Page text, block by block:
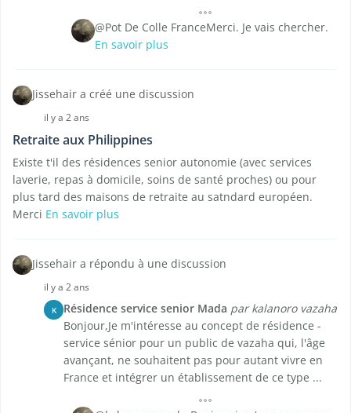
@Pot De Colle FranceMerci. Je vais chercher.
En savoir plus
Jissehair a créé une discussion
il y a 2 ans
Retraite aux Philippines
Existe t'il des résidences senior autonomie (avec services
laverie, repas à domicile, soins de santé proches) ou pour
plus tard des maisons de retraite au satndard européen.
Merci En savoir plus
Jissehair a répondu à une discussion
il y a 2 ans
K Résidence service senior Mada par kalanoro vazaha
Bonjour,Je m'intéresse au concept de résidence -
service sénior pour un public de vazaha qui, l'âge
avançant, ne souhaitent pas pour autant vivre en
France et intégrer un établissement de ce type ...